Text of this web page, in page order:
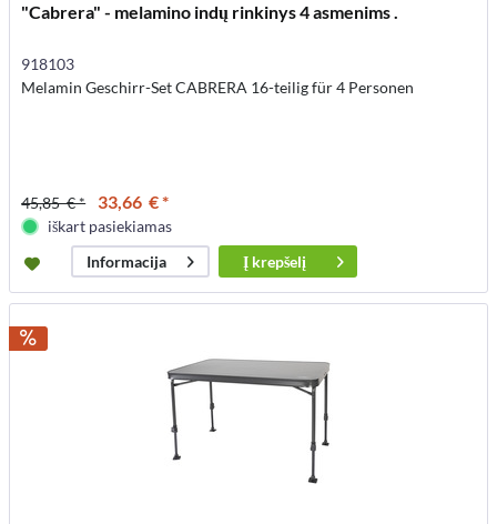
"Cabrera" - melamino indų rinkinys 4 asmenims .
918103
Melamin Geschirr-Set CABRERA 16-teilig für 4 Personen
45,85 € * 33,66 € *
iškart pasiekiamas
Informacija
Į krepšelį